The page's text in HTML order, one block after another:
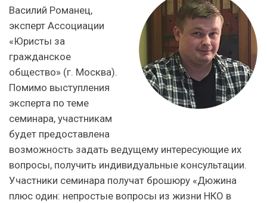
Василий Романец,
эксперт Ассоциации
«Юристы за
гражданское
общество» (г. Москва).
Помимо выступления
эксперта по теме
семинара, участникам
будет предоставлена
возможность задать ведущему интересующие их
вопросы, получить индивидуальные консультации.
Участники семинара получат брошюру «Дюжина
плюс один: непростые вопросы из жизни НКО в